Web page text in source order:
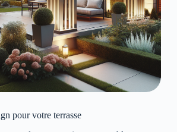
pour votre terrasse